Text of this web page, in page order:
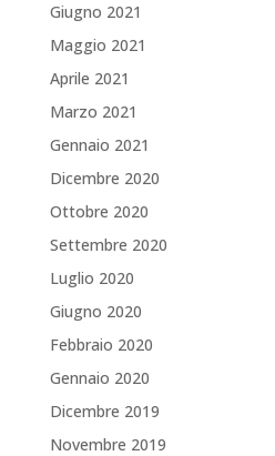
Giugno 2021
Maggio 2021
Aprile 2021
Marzo 2021
Gennaio 2021
Dicembre 2020
Ottobre 2020
Settembre 2020
Luglio 2020
Giugno 2020
Febbraio 2020
Gennaio 2020
Dicembre 2019
Novembre 2019